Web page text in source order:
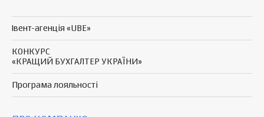
Івент-агенція «UBE»
КОНКУРС
«КРАЩИЙ БУХГАЛТЕР УКРАЇНИ»
Програма лояльності